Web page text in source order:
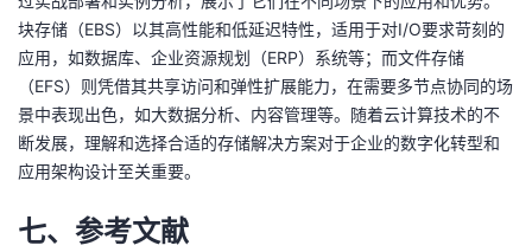
块存储（EBS）以其高性能和低延迟特性，适用于对I/O要求苛刻的
应用，如数据库、企业资源规划（ERP）系统等；而文件存储
（EFS）则凭借其共享访问和弹性扩展能力，在需要多节点协同的场
景中表现出色，如大数据分析、内容管理等。随着云计算技术的不
断发展，理解和选择合适的存储解决方案对于企业的数字化转型和
应用架构设计至关重要。
七、参考文献